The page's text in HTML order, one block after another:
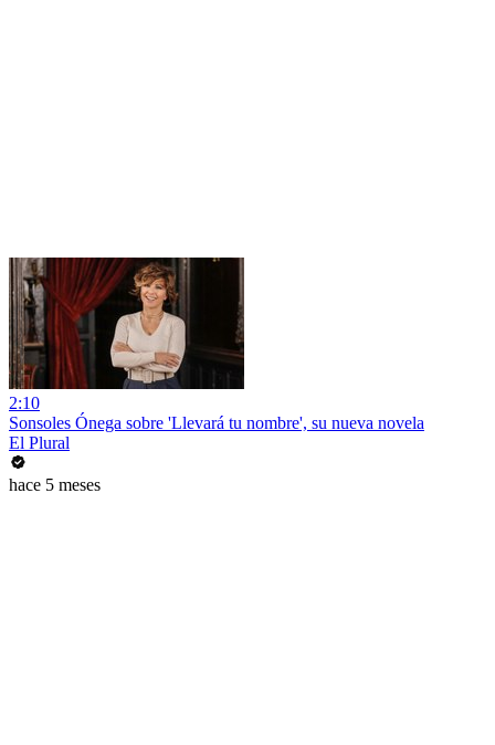
2:10
Sonsoles Ónega sobre 'Llevará tu nombre', su nueva novela
El Plural
hace 5 meses